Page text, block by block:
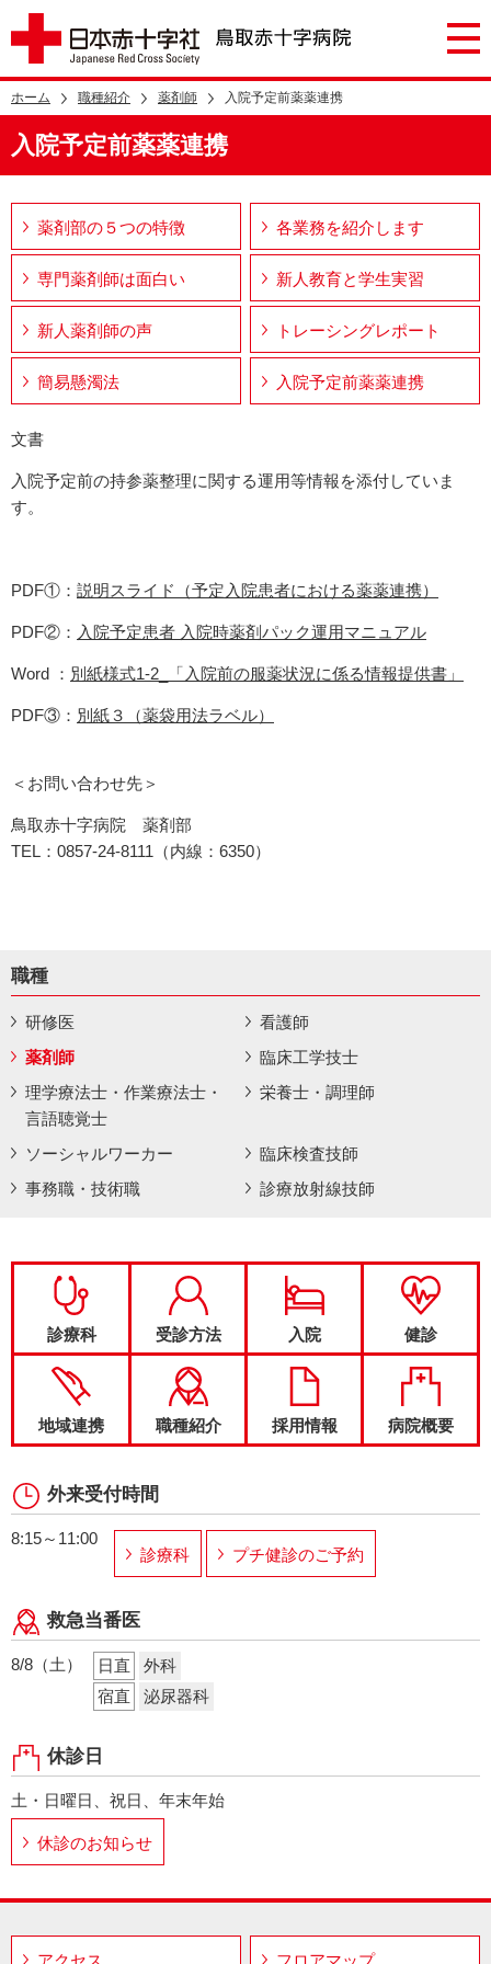
ホーム 職種紹介 薬剤師 入院予定前薬薬連携
入院予定前薬薬連携
薬剤部の５つの特徴 各業務を紹介します
専門薬剤師は面白い 新人教育と学生実習
新人薬剤師の声 トレーシングレポート
簡易懸濁法 入院予定前薬薬連携
文書
入院予定前の持参薬整理に関する運用等情報を添付していま
す。
PDF①： 説明スライド（予定入院患者における薬薬連携）
PDF②： 入院予定患者 入院時薬剤パック運用マニュアル
Word ： 別紙様式1-2_「入院前の服薬状況に係る情報提供書」
PDF③： 別紙３（薬袋用法ラベル）
＜お問い合わせ先＞
鳥取赤十字病院 薬剤部
TEL：0857-24-8111（内線：6350）
職種
研修医
看護師
薬剤師
臨床工学技士
理学療法士・作業療法士・
言語聴覚士
栄養士・調理師
ソーシャルワーカー
臨床検査技師
事務職・技術職
診療放射線技師
診療科 受診方法 入院 健診
地域連携 職種紹介 採用情報 病院概要
外来受付時間
8:15～11:00
診療科
プチ健診のご予約
救急当番医
8/8（土） 日直
外科
宿直
泌尿器科
休診日
土・日曜日、祝日、年末年始
休診のお知らせ
アクセス フロアマップ